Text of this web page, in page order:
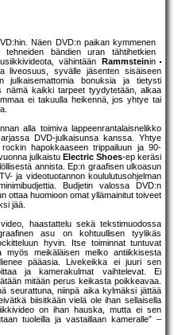
Näen DVD:n paikan kymmenen
bändien uran tähtihetkien
vähintään
Rammsteinin
liveosuus, syvälle jäsenten sisäiseen
julkaisemattomia bonuksia ja tietysti
nämä kaikki tarpeet tyydytetään, alkaa
ei takuulla heikennä, jos yhtye tai
alla toimiva lappeenrantalaisnelikko
DVD-julkaisunsa kanssa. Yhtye
hapokkaaseen trippailuun ja 90-
julkaistu Electric Shoes-ep keräsi
annista. Ep:n graafisen ulkoasun
TV- ja videotuotannon koululutusohjelman
Budjetin valossa DVD:n
ottaa huomioon omat yllämainitut toiveet
jää.
haastattelu sekä tekstimuodossa
asu on kohtuullisen tyylikäs
hyvin. Itse toiminnat tuntuvat
meikäläisen melko antiikkisesta
pääasia. Livekeikka ei juuri sen
ja kamerakulmat vaihtelevat. Ei
mitään perus keikasta poikkeavaa.
seurattuna, niinpä aika kylmäksi jättää
biisitkään vielä ole ihan sellaisella
on ihan hauska, mutta ei sen
tuoleilla ja vastaillaan kameralle” –